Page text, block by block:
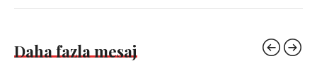
Daha fazla mesaj